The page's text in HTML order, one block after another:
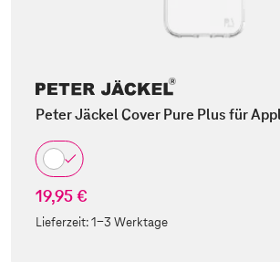
Peter Jäckel Cover Pure Plus für
19,95 €
Lieferzeit:1-3 Werktage